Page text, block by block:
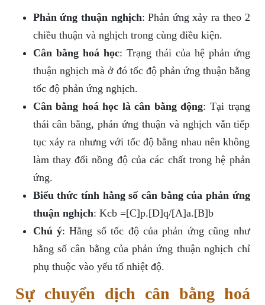
Phản ứng thuận nghịch: Phản ứng xảy ra theo 2
chiều thuận và nghịch trong cùng điều kiện.
Cân bằng hoá học: Trạng thái của hệ phản ứng
thuận nghịch mà ở đó tốc độ phản ứng thuận bằng
tốc độ phản ứng nghịch.
Cân bằng hoá học là cân bằng động: Tại trạng
thái cân bằng, phản ứng thuận và nghịch vẫn tiếp
tục xảy ra nhưng với tốc độ bằng nhau nên không
làm thay đổi nồng độ của các chất trong hệ phản
ứng.
Biểu thức tính hằng số cân bằng của phản ứng
thuận nghịch: Kcb =[C]p.[D]q/[A]a.[B]b
Chú ý: Hằng số tốc độ của phản ứng cũng như
hằng số cân bằng của phản ứng thuận nghịch chỉ
phụ thuộc vào yếu tố nhiệt độ.
Sự chuyển dịch cân bằng hoá